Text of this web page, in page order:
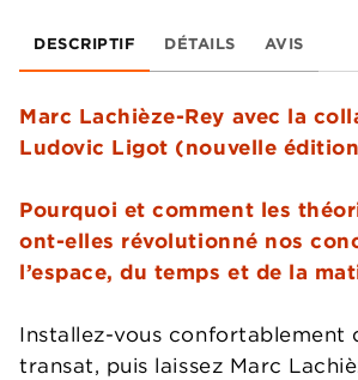
DESCRIPTIF DÉTAILS AVIS
Marc Lachièze-Rey avec la
Ludovic Ligot (nouvelle
Pourquoi et comment les
ont-elles révolutionné nos
l’espace, du temps et de la
Installez-vous confortablement
transat, puis laissez Marc